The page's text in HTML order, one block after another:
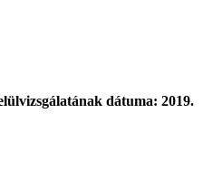
dátuma: 2019.